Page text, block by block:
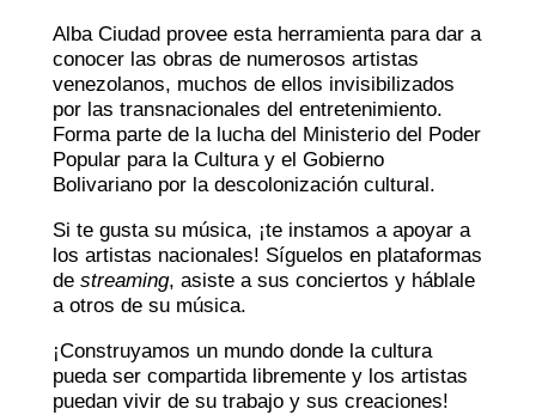
Alba Ciudad provee esta herramienta para dar a
conocer las obras de numerosos artistas
venezolanos, muchos de ellos invisibilizados
por las transnacionales del entretenimiento.
Forma parte de la lucha del Ministerio del Poder
Popular para la Cultura y el Gobierno
Bolivariano por la descolonización cultural.
Si te gusta su música, ¡te instamos a apoyar a
los artistas nacionales! Síguelos en plataformas
de streaming, asiste a sus conciertos y háblale
a otros de su música.
¡Construyamos un mundo donde la cultura
pueda ser compartida libremente y los artistas
puedan vivir de su trabajo y sus creaciones!